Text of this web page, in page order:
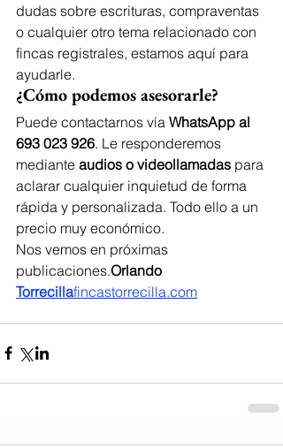
dudas sobre escrituras, compraventas
o cualquier otro tema relacionado con
fincas registrales, estamos aquí para
ayudarle.
¿Cómo podemos asesorarle?
Puede contactarnos vía WhatsApp al
693 023 926. Le responderemos
mediante audios o videollamadas para
aclarar cualquier inquietud de forma
rápida y personalizada. Todo ello a un
precio muy económico.
Nos vemos en próximas
publicaciones.Orlando
Torrecillafincastorrecilla.com